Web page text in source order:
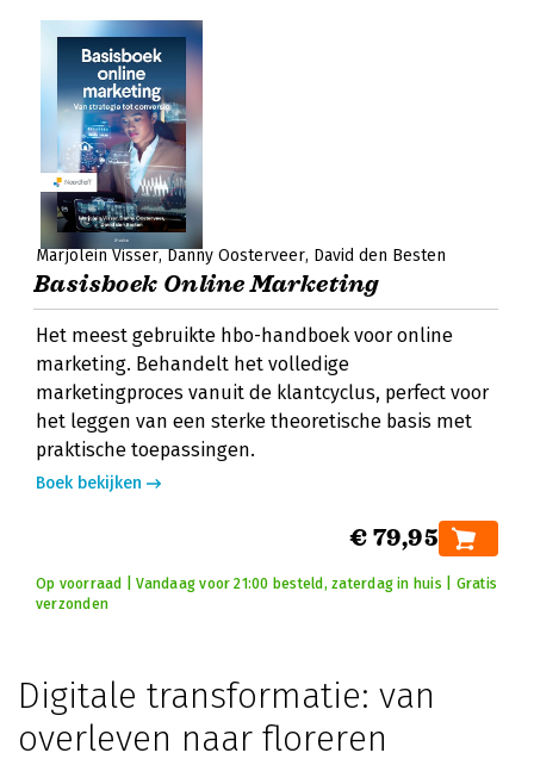
Marjolein Visser Danny Oosterveer David den Besten
Basisboek Online Marketing
Het meest gebruikte hbo-handboek voor online
marketing. Behandelt het volledige
marketingproces vanuit de klantcyclus, perfect voor
het leggen van een sterke theoretische basis met
praktische toepassingen.
Boek bekijken
€ 79,95
Op voorraad | Vandaag voor 21:00 besteld, zaterdag in huis | Gratis
verzonden
Digitale transformatie: van
overleven naar floreren